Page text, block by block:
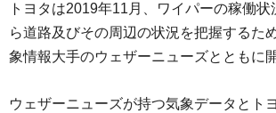
トヨタは2019年11月、ワイパーの稼働
ら道路及びその周辺の状況を把握するた
象情報大手のウェザーニューズとともに
ウェザーニューズが持つ気象データとト